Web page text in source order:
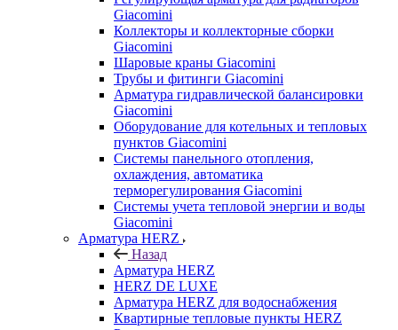
Giacomini
Коллекторы и коллекторные сборки
Giacomini
Шаровые краны Giacomini
Трубы и фитинги Giacomini
Арматура гидравлической балансировки
Giacomini
Оборудование для котельных и тепловых
пунктов Giacomini
Системы панельного отопления,
охлаждения, автоматика
терморегулирования Giacomini
Системы учета тепловой энергии и воды
Giacomini
Арматура HERZ
Назад
Арматура HERZ
HERZ DE LUXE
Арматура HERZ для водоснабжения
Квартирные тепловые пункты HERZ